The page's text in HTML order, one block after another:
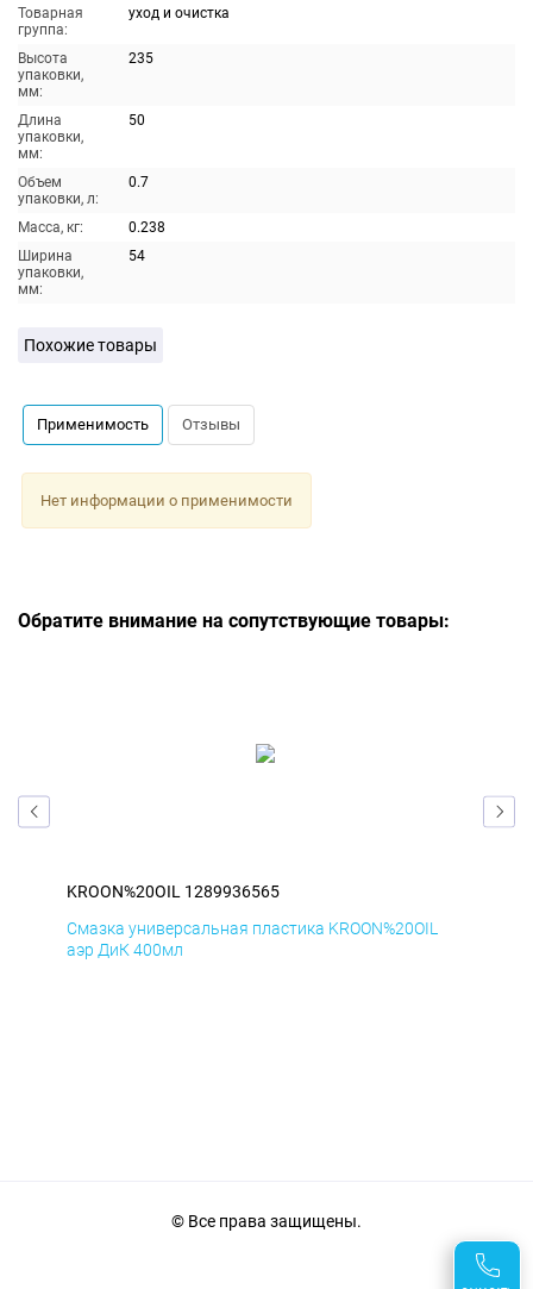
Товарная
группа:
уход и очистка
Высота
упаковки,
мм:
235
Длина
упаковки,
мм:
50
Объем
упаковки, л:
0.7
Масса, кг:
0.238
Ширина
упаковки,
мм:
54
Похожие товары
Применимость Отзывы
Нет информации о применимости
Обратите внимание на сопутствующие товары:
KROON%20OIL 1289936565
Смазка универсальная пластика KROON%20OIL
аэр ДиК 400мл
© Все права защищены.